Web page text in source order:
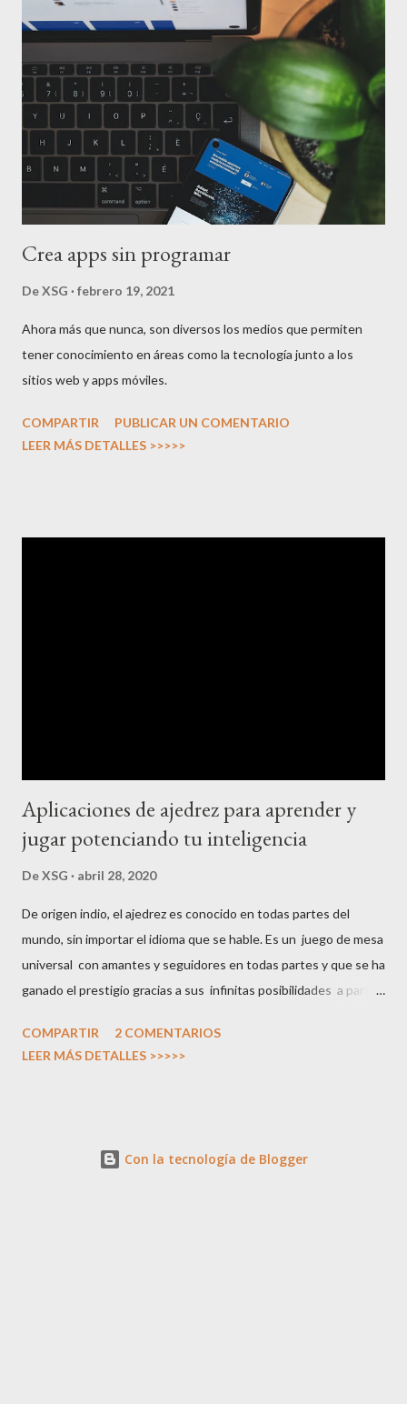
horizonte tecnológico. La realidad: Las tecnologías "dinosaurio"
siguen dominando el mundo real: WordPress y PHP continúan
ejecutando la mayoría de las aplicaciones web Java sigue siendo
el estándar en el mundo empresarial La mayoría de las bases de
datos siguen siendo SQL C++ continúa siendo fundamen...
Crea apps sin programar
DeXSG febrero 19, 2021
Ahora más que nunca, son diversos los medios que permiten
tener conocimiento en áreas como la tecnología junto a los
sitios web y apps móviles.
COMPARTIR
PUBLICAR UN COMENTARIO
LEER MÁS DETALLES >>>>>
Aplicaciones de ajedrez para aprender y
jugar potenciando tu inteligencia
DeXSG abril 28, 2020
De origen indio, el ajedrez es conocido en todas partes del
mundo, sin importar el idioma que se hable. Es un juego de mesa
universal con amantes y seguidores en todas partes y que se ha
ganado el prestigio gracias a sus infinitas posibilidades a partir
por correspondencia, con piezas de madera, de plástico o
sabes jugar al ajedrez o has olvidado parte de sus reglas, tienes
COMPARTIR
2 COMENTARIOS
LEER MÁS DETALLES >>>>>
Con la tecnología de Blogger